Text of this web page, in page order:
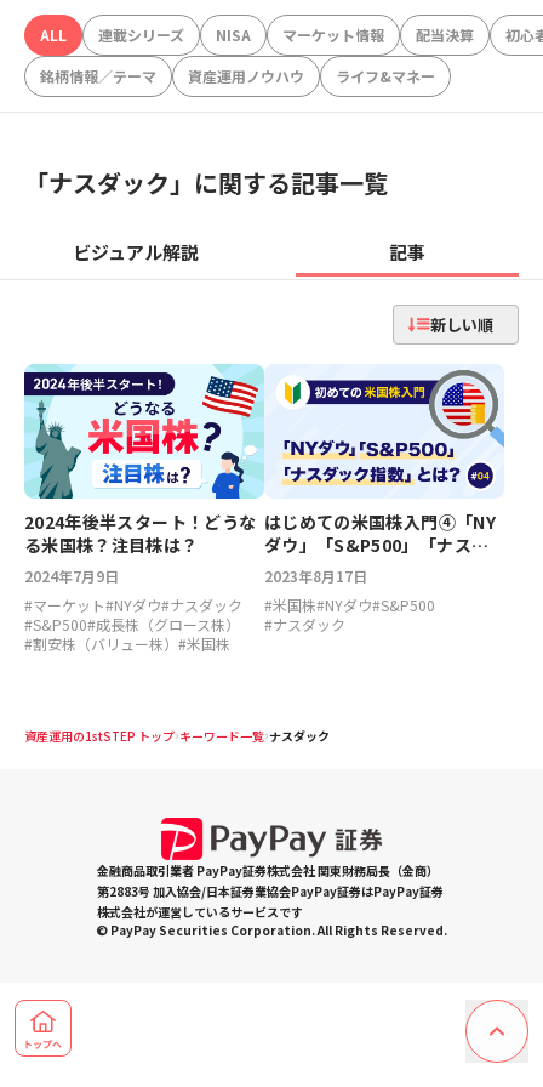
ALL 連載シリーズ NISA マーケット情報 配当決算
初心
銘柄情報／テーマ
資産運用ノウハウ ライフ&マネー
「ナスダック」に関する記事一覧
ビジュアル解説 記事
新しい順
2024年後半スタート！どうな
る米国株？注目株は？
2024年7月9日
#マーケット#NYダウ#ナスダック
#S&P500#成長株（グロース株）
#割安株（バリュー株） #米国株
はじめての米国株入門④「NY
ダウ」「S&P500」「ナスダ
ック指数」とは？
2023年8月17日
#米国株#NYダウ#S&P500
#ナスダック
資産運用の1stSTEP トップ キーワード一覧 ナスダック
金融商品取引業者 PayPay証券株式会社 関東財務局長（金商）
第2883号 加入協会/日本証券業協会PayPay証券はPayPay証券
株式会社が運営しているサービスです
© PayPay Securities Corporation. All Rights Reserved.